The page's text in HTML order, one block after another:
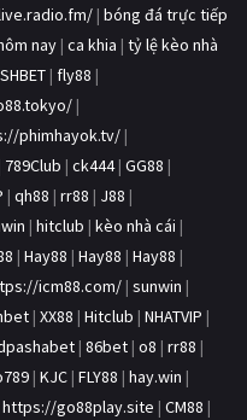
| bóng đá trực tiếp
nay | ca khia | tỷ lệ kèo nhà
SHBET | fly88 |
|
phimhayok.tv/ |
789Club | ck444| GG88 |
| qh88 | rr88 | J88 |
| hitclub | kèo nhà cái |
| Hay88 | Hay88 | Hay88 |
icm88.com/ | sunwin |
| XX88 | Hitclub | NHATVIP |
| 86bet | o8 | rr88 |
| KJC | FLY88 | hay.win |
https://go88play.site | CM88 |